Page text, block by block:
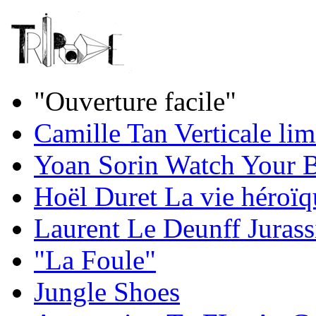
"Ouverture facile"
Camille Tan Verticale
Yoan Sorin Watch Your
Hoël Duret La vie
Laurent Le Deunff
"La Foule"
Jungle Shoes